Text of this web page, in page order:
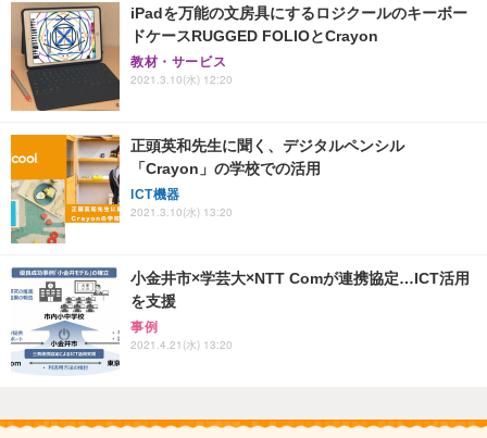
iPadを万能の文房具にするロジクールのキーボー
ドケースRUGGED FOLIOとCrayon
教材・サービス
2021.3.10(水) 12:20
正頭英和先生に聞く、デジタルペンシル
「Crayon」の学校での活用
ICT機器
2021.3.10(水) 13:20
小金井市×学芸大×NTT Comが連携協定…ICT活用
を支援
事例
2021.4.21(水) 13:20